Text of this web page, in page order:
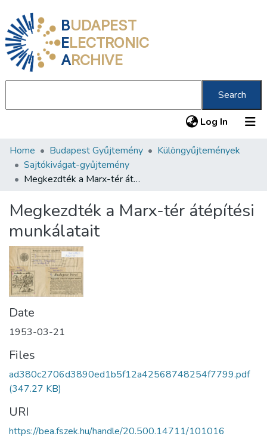
BUDAPEST
ELECTRONIC
ARCHIVE
Search
Log In (current)
Communities & Collections
All of DSpace
About us
Home Budapest Gyűjtemény
Különgyűjtemények
Sajtókivágat-gyűjtemény
Megkezdték a Marx-tér átépítési munkálatait
Megkezdték a Marx-tér átépítési
munkálatait
Date
1953-03-21
Files
ad380c2706d3890ed1b5f12a42568748254f7799.pdf
(347.27 KB)
URI
https://bea.fszek.hu/handle/20.500.14711/101016